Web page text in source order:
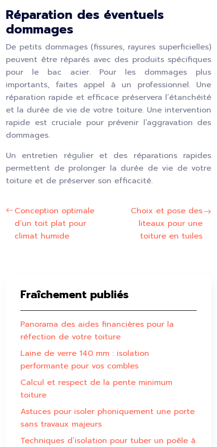
Réparation des éventuels
dommages
De petits dommages (fissures, rayures superficielles)
peuvent être réparés avec des produits spécifiques
pour le bac acier. Pour les dommages plus
importants, faites appel à un professionnel. Une
réparation rapide et efficace préservera l’étanchéité
et la durée de vie de votre toiture. Une intervention
rapide est cruciale pour prévenir l’aggravation des
dommages.
Un entretien régulier et des réparations rapides
permettent de prolonger la durée de vie de votre
toiture et de préserver son efficacité.
Conception optimale
d’un toit plat pour
climat humide
Choix et pose des
liteaux pour une
toiture en tuiles
Fraîchement publiés
Panorama des aides financières pour la
réfection de votre toiture
Laine de verre 140 mm : isolation
performante pour vos combles
Calcul et respect de la pente minimum
toiture
Astuces pour isoler phoniquement une porte
sans travaux majeurs
Techniques d’isolation pour tuber un poêle à